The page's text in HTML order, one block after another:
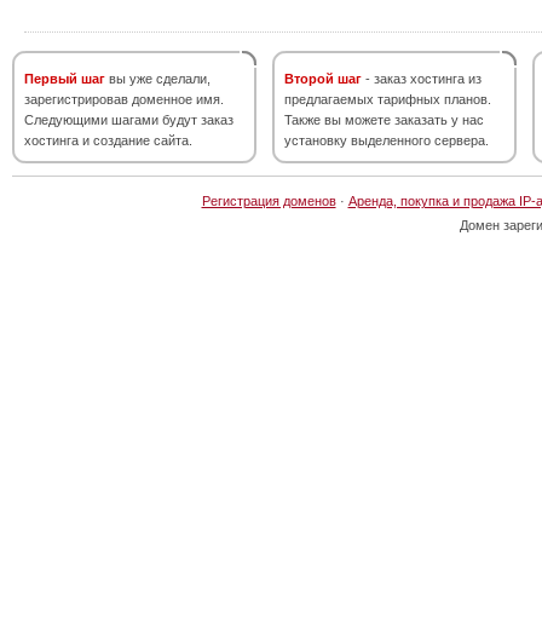
Первый шаг вы уже сделали,
зарегистрировав доменное имя.
Следующими шагами будут заказ
хостинга и создание сайта.
Второй шаг - заказ хостинга из
предлагаемых тарифных планов.
Также вы можете заказать у нас
установку выделенного сервера.
Регистрация доменов· Аренда, покупка и продажа IP-
Домен